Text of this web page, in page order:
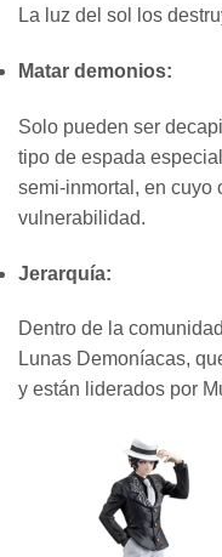
La luz del sol los
Matar demonios:
Solo pueden ser
tipo de espada
semi-inmortal, en cuyo
vulnerabilidad.
Jerarquía:
Dentro de la
Lunas Demoníacas,
y están liderados por